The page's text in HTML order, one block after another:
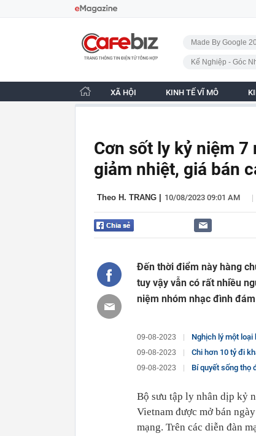
CafeBiz - Trang chủ
Made By Google
Kế Nghiệp - Góc
XÃ HỘI KINH TẾ VĨ MÔ
Cơn sốt ly kỷ niệm 7
giảm nhiệt, giá bán
Theo H. TRANG 10/08/2023 09:01 AM |
Đến thời điểm này hàng
tuy vậy vẫn có rất nhiều
niệm nhóm nhạc đình
09-08-2023 Nghịch lý một loại hải sản giá
09-08-2023 Chi hơn 10 tỷ đi khám
09-08-2023 Bí quyết sống thọ
Bộ sưu tập ly nhân dịp kỷ
Vietnam được mở bán
mạng. Trên các diễn đàn